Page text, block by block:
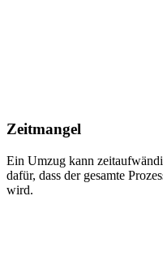
Zeitmangel
Ein Umzug kann
dafür, dass der gesamte
wird.